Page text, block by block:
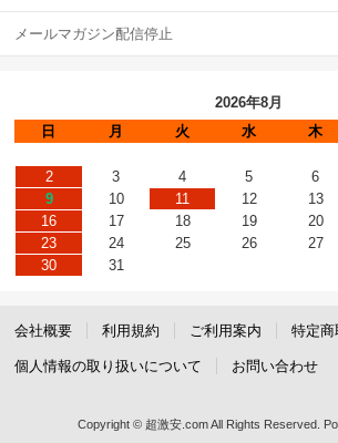
メールマガジン配信停止
2026年8月
日
月 火 水 木
2
3 4 5 6
9
10 11 12 13
16
17 18 19 20
23
24 25 26 27
30
31
会社概要 利用規約 ご利用案内 特定商
個人情報の取り扱いについて お問い合わせ
Copyright © 超激安.com All Rights Reserved.